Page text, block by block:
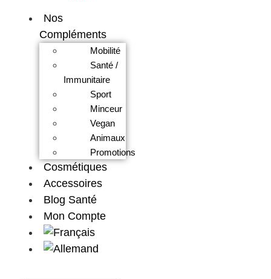
Nos
Compléments
Mobilité
Santé /
Immunitaire
Sport
Minceur
Vegan
Animaux
Promotions
Cosmétiques
Accessoires
Blog Santé
Mon Compte